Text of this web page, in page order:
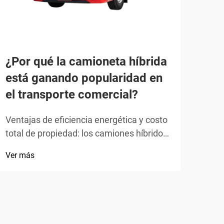
¿Por qué la camioneta híbrida
está ganando popularidad en
el transporte comercial?
Ventajas de eficiencia energética y costo
total de propiedad: los camiones híbridos
gracias a una gestión superior del
Ver más